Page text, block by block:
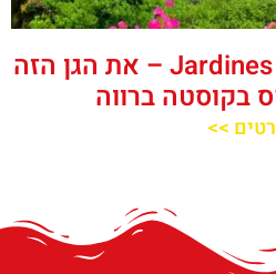
Jardines de Santa Clotilde – את הגן הזה
בקוסטה ברווה
>>